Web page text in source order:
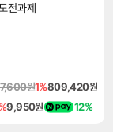
전과제
원1%809,420원
9,950원 12%